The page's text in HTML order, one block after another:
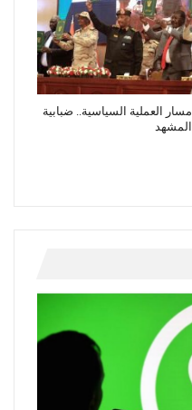
مسار العملية السياسية.. ضبابية
المشهد